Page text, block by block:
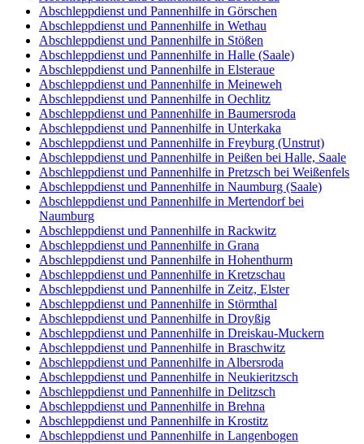
Abschleppdienst und Pannenhilfe in Görschen
Abschleppdienst und Pannenhilfe in Wethau
Abschleppdienst und Pannenhilfe in Stößen
Abschleppdienst und Pannenhilfe in Halle (Saale)
Abschleppdienst und Pannenhilfe in Elsteraue
Abschleppdienst und Pannenhilfe in Meineweh
Abschleppdienst und Pannenhilfe in Oechlitz
Abschleppdienst und Pannenhilfe in Baumersroda
Abschleppdienst und Pannenhilfe in Unterkaka
Abschleppdienst und Pannenhilfe in Freyburg (Unstrut)
Abschleppdienst und Pannenhilfe in Peißen bei Halle, Saale
Abschleppdienst und Pannenhilfe in Pretzsch bei Weißenfels
Abschleppdienst und Pannenhilfe in Naumburg (Saale)
Abschleppdienst und Pannenhilfe in Mertendorf bei
Naumburg
Abschleppdienst und Pannenhilfe in Rackwitz
Abschleppdienst und Pannenhilfe in Grana
Abschleppdienst und Pannenhilfe in Hohenthurm
Abschleppdienst und Pannenhilfe in Kretzschau
Abschleppdienst und Pannenhilfe in Zeitz, Elster
Abschleppdienst und Pannenhilfe in Störmthal
Abschleppdienst und Pannenhilfe in Droyßig
Abschleppdienst und Pannenhilfe in Dreiskau-Muckern
Abschleppdienst und Pannenhilfe in Braschwitz
Abschleppdienst und Pannenhilfe in Albersroda
Abschleppdienst und Pannenhilfe in Neukieritzsch
Abschleppdienst und Pannenhilfe in Delitzsch
Abschleppdienst und Pannenhilfe in Brehna
Abschleppdienst und Pannenhilfe in Krostitz
Abschleppdienst und Pannenhilfe in Langenbogen